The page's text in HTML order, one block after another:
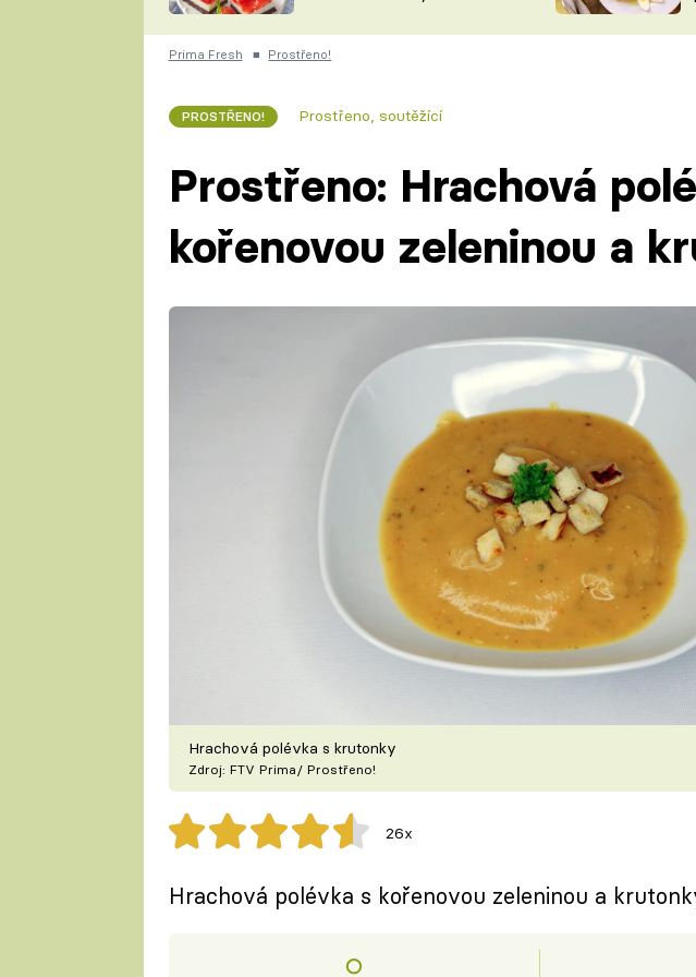
ČESKO NA TALÍŘI
KUCHAŘKA
Prima Fresh ■ Prostřeno!
PROSTŘENO! Prostřeno, soutěžící
Prostřeno: Hrachová
kořenovou zeleninou a
Hrachová polévka s krutonky
Zdroj: FTV Prima/ Prostřeno!
26x
Hrachová polévka s kořenovou zeleninou a